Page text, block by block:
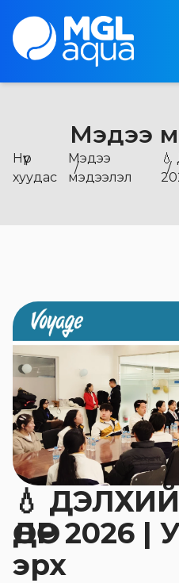
Мэдээ
Нүүр
хуудас
Мэдээ
мэдээлэл
💧
ӨДӨР 2026 |
эрх